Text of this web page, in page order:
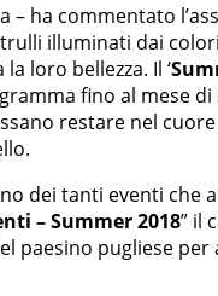
– ha commentato
illuminati dai
loro bellezza. Il ‘
fino al mese
restare nel
dei tanti eventi che
– Summer 2018” il
paesino pugliese